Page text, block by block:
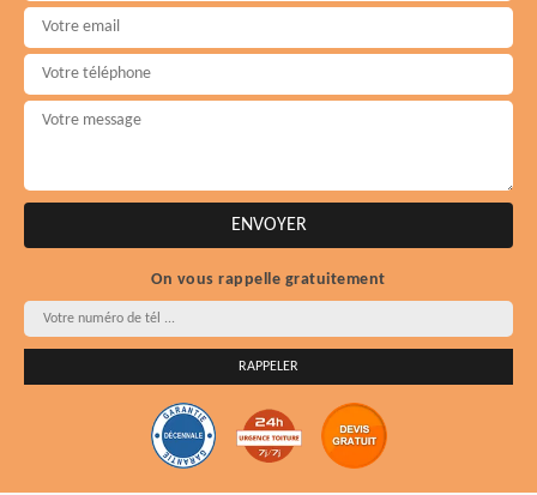
On vous rappelle gratuitement